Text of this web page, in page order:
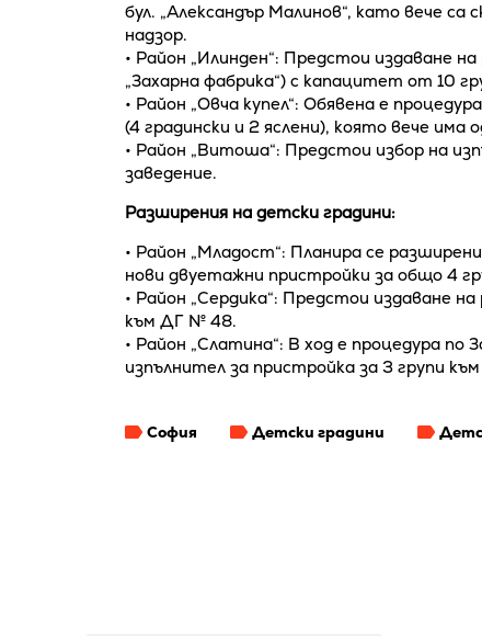
бул. „Александър Малинов“, като вече
надзор.
• Район „Илинден“: Предстои издаване
„Захарна фабрика“) с капацитет от 10
• Район „Овча купел“: Обявена е
(4 градински и 2 яслени), която вече има
• Район „Витоша“: Предстои избор на
заведение.
Разширения на детски градини:
• Район „Младост“: Планира се
нови двуетажни пристройки за общо 4
• Район „Сердика“: Предстои издаване
към ДГ № 48.
• Район „Слатина“: В ход е процедура
изпълнител за пристройка за 3 групи
София Детски градини